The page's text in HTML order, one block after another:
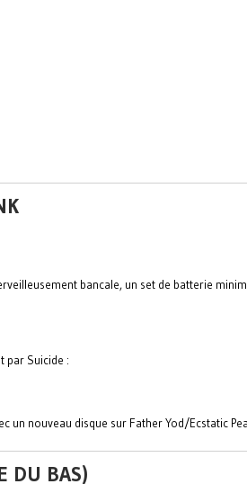
bancale, un set de batterie
par Suicide :
nouveau disque sur Father Yod/Ecstatic
DU BAS)